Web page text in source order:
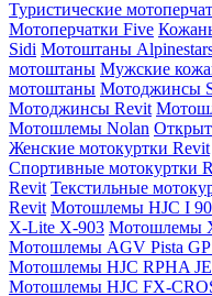
Туристические
Мотоперчатки Five
Sidi Мотоштаны
мотоштаны Мужские
мотоштаны Мотоджинсы
Мотоджинсы Revit
Мотошлемы Nolan
Женские мотокуртки Revit
Cпортивные мотокуртки
Revit Текстильные
Revit Мотошлемы HJC I 90
X-Lite X-903 Мотошлемы
Мотошлемы AGV Pista GP
Мотошлемы HJC RPHA
Мотошлемы HJC FX-